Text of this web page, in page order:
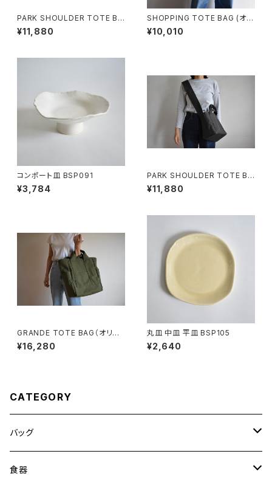
PARK SHOULDER TOTE BA
G (マットブラウン)
¥11,880
SHOPPING TOTE BAG (オリ
ーブ/カーキ)
¥10,010
コンポート皿 BSP091
¥3,784
PARK SHOULDER TOTE BA
G (チャコール/グレー)
¥11,880
GRANDE TOTE BAG（オリー
ブ/カーキ）
¥16,280
丸皿 中皿 平皿 BSP105
¥2,640
CATEGORY
バッグ
トートバッグ
食器